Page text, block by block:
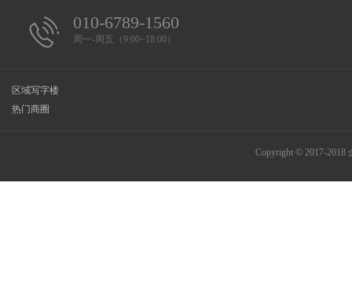
010-6789-1560
周一-周五（9:00~18:00）
区域写字楼
热门商圈
Copyright © 2017-2018